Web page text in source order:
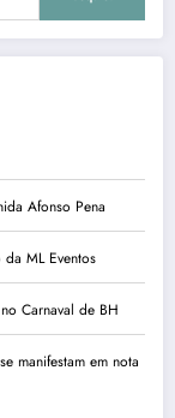
Afonso Pena
ML Eventos
Carnaval de BH
manifestam em nota